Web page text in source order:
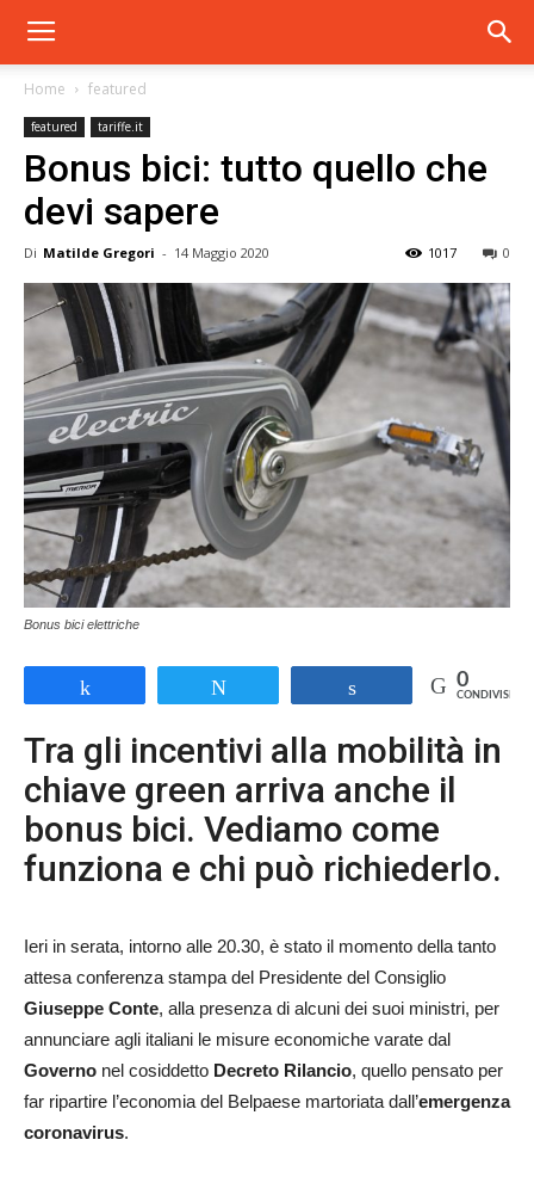
Home featured
featured tariffe.it
Bonus bici: tutto quello che
devi sapere
Di Matilde Gregori - 14 Maggio 2020 0
1017
Bonus bici elettriche
0
CONDIVISIONI
Tra gli incentivi alla mobilità in
chiave green arriva anche il
bonus bici. Vediamo come
funziona e chi può richiederlo.
Ieri in serata, intorno alle 20.30, è stato il momento della tanto
attesa conferenza stampa del Presidente del Consiglio
Giuseppe Conte, alla presenza di alcuni dei suoi ministri, per
annunciare agli italiani le misure economiche varate dal
Governo nel cosiddetto Decreto Rilancio, quello pensato per
far ripartire l’economia del Belpaese martoriata dall’emergenza
coronavirus.